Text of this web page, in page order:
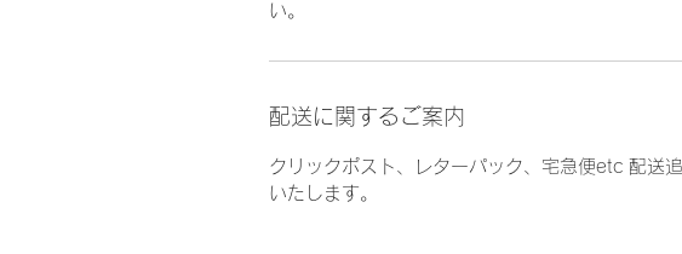
い。
配送に関するご案内
クリックポスト、レターパック、宅急便etc 配送
いたします。